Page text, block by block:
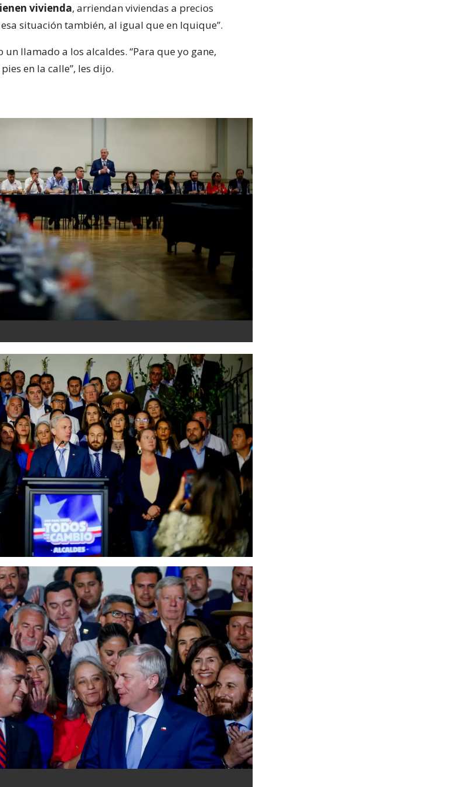
vivienda, arriendan viviendas a precios
situación también, al igual que en Iquique”.
llamado a los alcaldes. “Para que yo gane,
en la calle”, les dijo.